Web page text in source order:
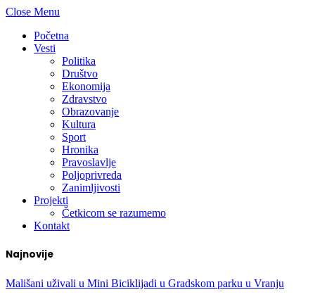
Close Menu
Početna
Vesti
Politika
Društvo
Ekonomija
Zdravstvo
Obrazovanje
Kultura
Sport
Hronika
Pravoslavlje
Poljoprivreda
Zanimljivosti
Projekti
Četkicom se razumemo
Kontakt
Najnovije
Mališani uživali u Mini Biciklijadi u Gradskom parku u Vranju